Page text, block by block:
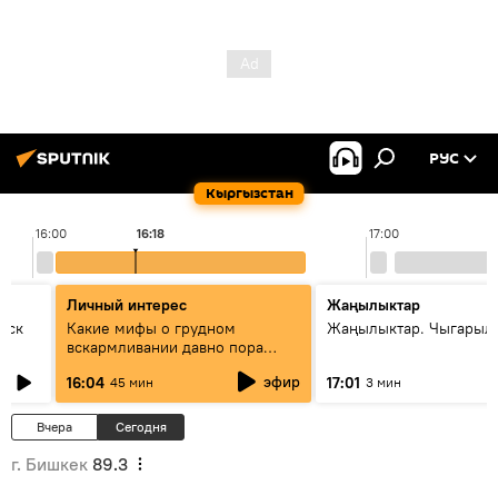
Кыргызстан
РУС
16:00 17:00
16:18
Личный интерес
Какие мифы о грудном
вскармливании давно пора
оставить в прошлом - совета
врача
16:04 45 мин эфир
Жаңылыктар
Жаңылыктар.
17:01 3 мин
Вчера Сегодня
г. Бишкек 89.3